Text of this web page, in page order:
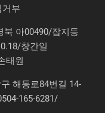
부
북 아00490/잡지등
창간일
태원
해동로84번길 14-
165-6281/